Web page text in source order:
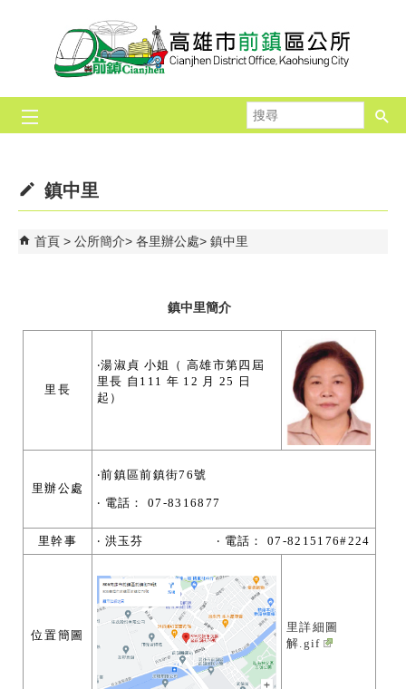
跳到主要內容區塊
尋
鎮中里
首頁 公所簡介 各里辦公處 鎮中里
鎮中里簡介
里長
‧湯淑貞 小姐（ 高雄市第四屆
里長 自111 年 12 月 25 日
起）
里辦公處
‧前鎮區前鎮街76號
‧ 電話： 07-8316877
里幹事 ‧ 洪玉芬 ‧ 電話： 07-8215176#224
位置簡圖
里詳細圖
解.gif